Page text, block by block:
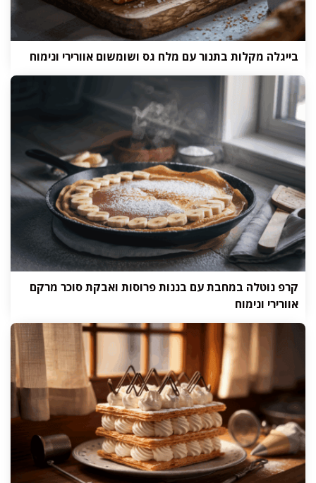
בייגלה מקלות בתנור עם מלח גס ושומשום אוורירי ונימוח
קרפ נוטלה במחבת עם בננות פרוסות ואבקת סוכר מרקם
אוורירי ונימוח